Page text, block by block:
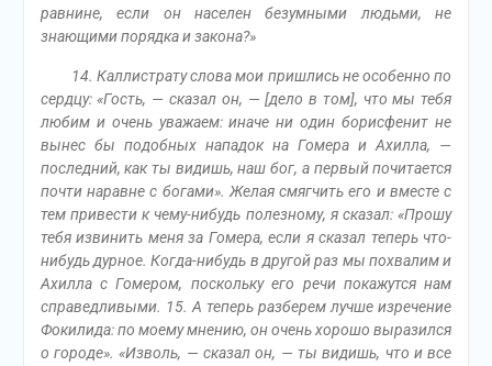
равнине, если он населен безумными людьми, не
знающими порядка и закона?»
14. Каллистрату слова мои пришлись не особенно по
сердцу: «Гость, — сказал он, — [дело в том], что мы тебя
любим и очень уважаем: иначе ни один борисфенит не
вынес бы подобных нападок на Гомера и Ахилла, —
последний, как ты видишь, наш бог, а первый почитается
почти наравне с богами». Желая смягчить его и вместе с
тем привести к чему-нибудь полезному, я сказал: «Прошу
тебя извинить меня за Гомера, если я сказал теперь что-
нибудь дурное. Когда-нибудь в другой раз мы похвалим и
Ахилла с Гомером, поскольку его речи покажутся нам
справедливыми. 15. А теперь разберем лучше изречение
Фокилида: по моему мнению, он очень хорошо выразился
о городе». «Изволь, — сказал он, — ты видишь, что и все